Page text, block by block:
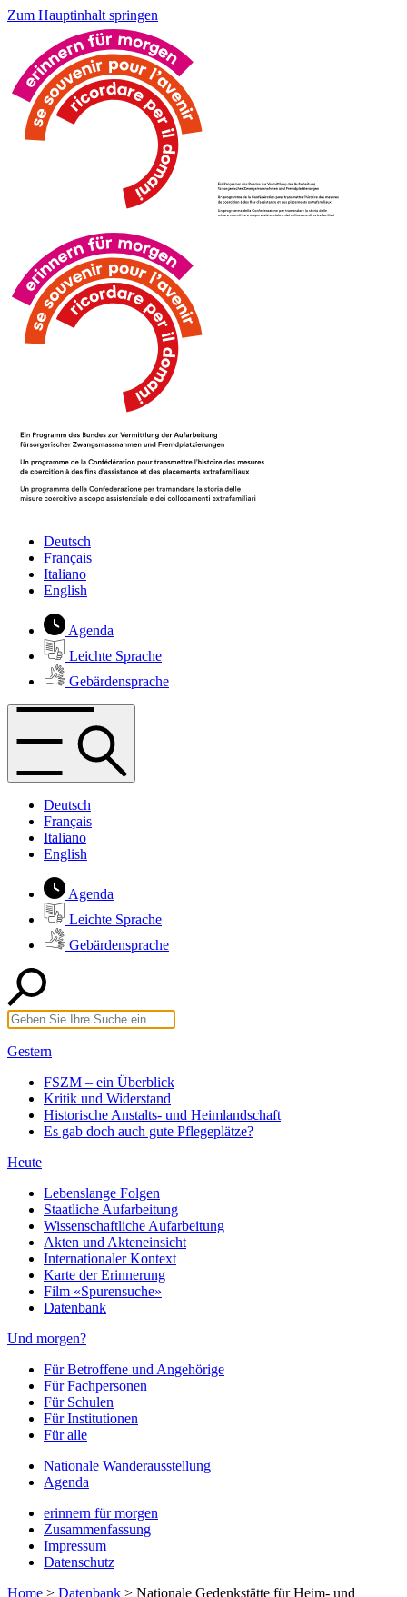
Zum Hauptinhalt springen
Deutsch
Français
Italiano
English
Agenda
Leichte Sprache
Gebärdensprache
Deutsch
Français
Italiano
English
Agenda
Leichte Sprache
Gebärdensprache
Gestern
FSZM – ein Überblick
Kritik und Widerstand
Historische Anstalts- und Heimlandschaft
Es gab doch auch gute Pflegeplätze?
Heute
Lebenslange Folgen
Staatliche Aufarbeitung
Wissenschaftliche Aufarbeitung
Akten und Akteneinsicht
Internationaler Kontext
Karte der Erinnerung
Film «Spurensuche»
Datenbank
Und morgen?
Für Betroffene und Angehörige
Für Fachpersonen
Für Schulen
Für Institutionen
Für alle
Nationale Wanderausstellung
Agenda
erinnern für morgen
Zusammenfassung
Impressum
Datenschutz
Home > Datenbank > Nationale Gedenkstätte für Heim- und